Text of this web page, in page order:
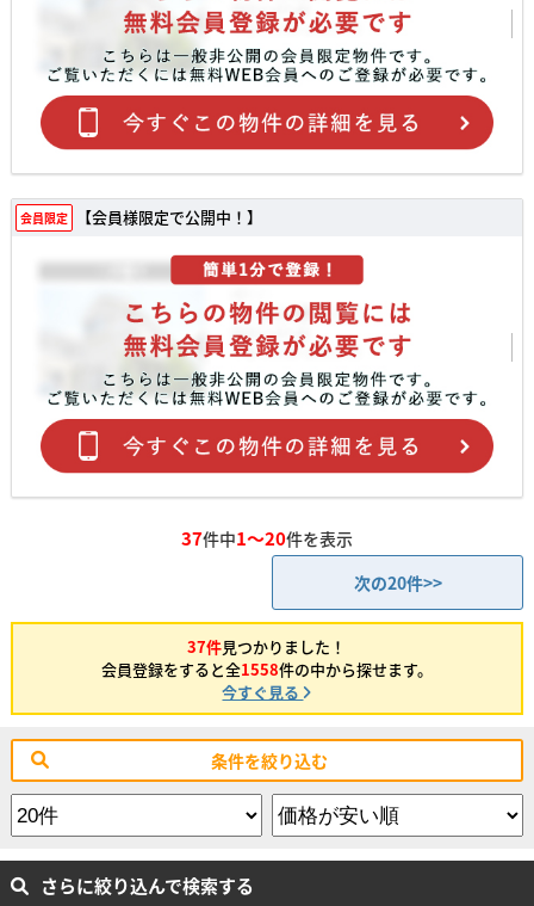
会員限定 【会員様限定で公開中！】
37件中1～20件を表示
次の20件>>
37件見つかりました！
会員登録をすると全1558件の中から探せます。
今すぐ見る
条件を絞り込む
さらに絞り込んで検索する